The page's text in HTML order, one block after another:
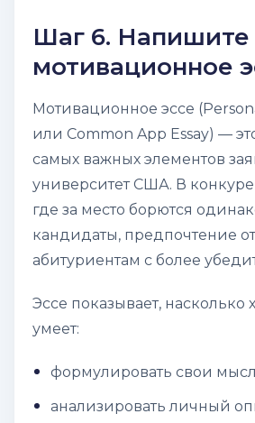
Шаг 6. Напишите
мотивационное
Мотивационное эссе (
или Common App Essay) —
самых важных элементов
университет США. В
где за место борются
кандидаты, предпочтение
абитуриентам с более
Эссе показывает, насколько
умеет:
формулировать свои
анализировать личный